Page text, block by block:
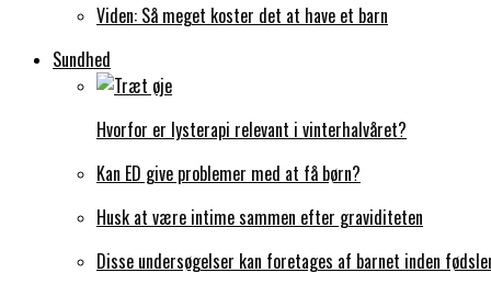
Viden: Så meget koster det at have et barn
Sundhed
Hvorfor er lysterapi relevant i vinterhalvåret?
Kan ED give problemer med at få børn?
Husk at være intime sammen efter graviditeten
Disse undersøgelser kan foretages af barnet inden